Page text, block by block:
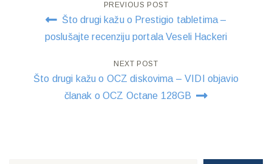
Post
navigation
PREVIOUS POST
Što drugi kažu o Prestigio tabletima –
poslušajte recenziju portala Veseli Hackeri
NEXT POST
Što drugi kažu o OCZ diskovima – VIDI objavio
članak o OCZ Octane 128GB